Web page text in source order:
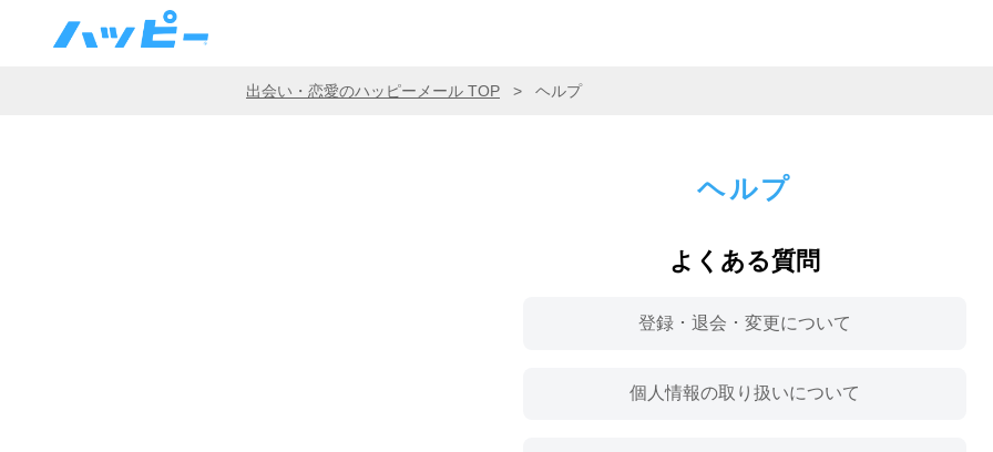
出会い・恋愛のハッピーメール TOP > ヘルプ
ヘルプ
よくある質問
登録 ･ 退会 ･ 変更について
個人情報の取り扱いについて